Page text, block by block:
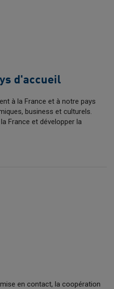
d'accueil
à la France et à notre pays
business et culturels.
France et développer la
en contact, la coopération